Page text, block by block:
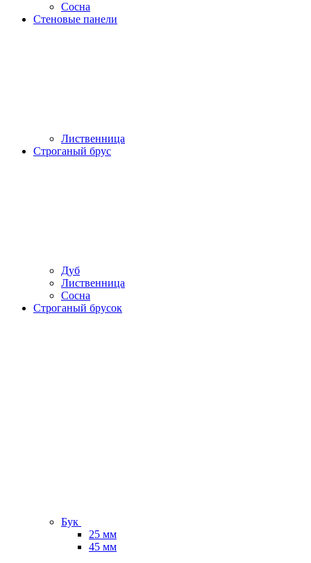
Сосна
Стеновые панели
Лиственница
Строганый брус
Дуб
Лиственница
Сосна
Строганый брусок
Бук
25 мм
45 мм